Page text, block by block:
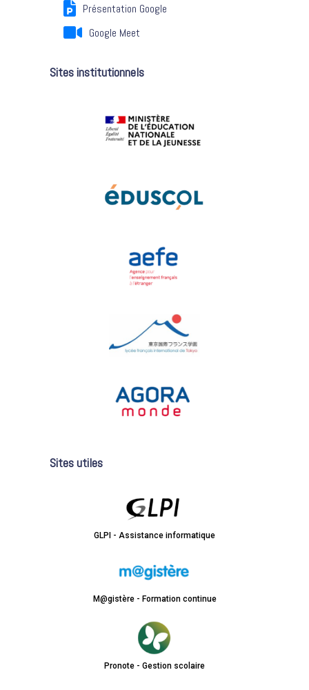
Présentation Google
Google Meet
Sites institutionnels
Sites utiles
GLPI - Assistance informatique
M@gistère - Formation continue
Pronote - Gestion scolaire